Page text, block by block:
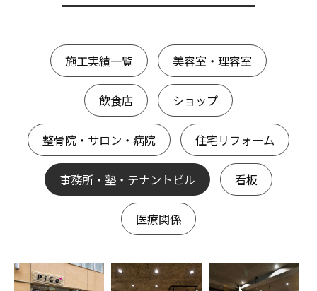
施工実績一覧 美容室・理容室
飲食店 ショップ
整骨院・サロン・病院 住宅リフォーム
事務所・塾・テナントビル 看板
医療関係